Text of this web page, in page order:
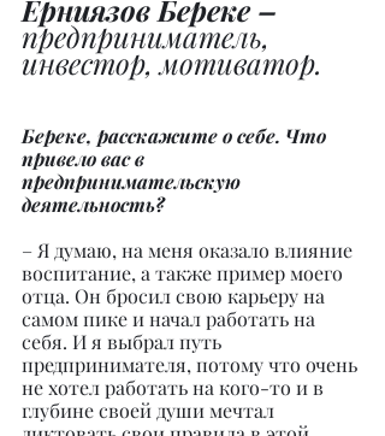
Ерниязов Береке –
предприниматель,
инвестор, мотиватор.
Береке, расскажите о себе. Что
привело вас в
предпринимательскую
деятельность?
– Я думаю, на меня оказало влияние
воспитание, а также пример моего
отца. Он бросил свою карьеру на
самом пике и начал работать на
себя. И я выбрал путь
предпринимателя, потому что очень
не хотел работать на кого-то и в
глубине своей души мечтал